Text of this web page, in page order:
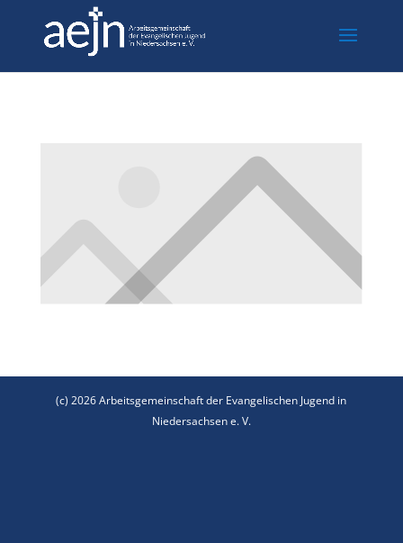
(c) 2026 Arbeitsgemeinschaft der Evangelischen Jugend in
Niedersachsen e. V.